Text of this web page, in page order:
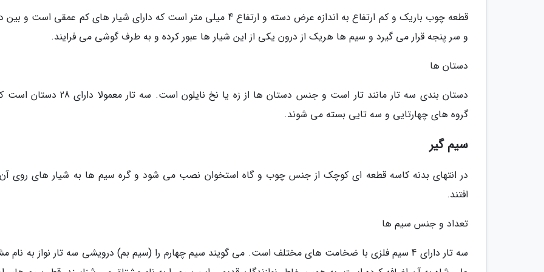
قطعه چوب باریک و کم ارتفاع به اندازه عرض دسته و ارتفاع 4 میلی متر است که دارای شیار های کم عمقی است و
و سر پنجه قرار می گیرد و سیم ها هریک از درون یکی از این شیار ها عبور کرده و به طرف گوشی می فرایند.
دستان ها
دستان بندی سه تار مانند تار است و جنس دستان ها از زه یا نخ نایلون است. سه تار
گروه های چهارتایی و سه تایی بسته می شوند.
سیم گیر
در انتهای بدنه کاسه قطعه ای کوچک از جنس چوب و گاه استخوان نصب می شود و گره سیم ها به شیار های روی
افتند.
تعداد و جنس سیم ها
سه تار دارای 4 سیم فلزی با ضخامت های مختلف است. می گویند سیم چهارم را (سیم بم) درویشی سه تار نواز به نام